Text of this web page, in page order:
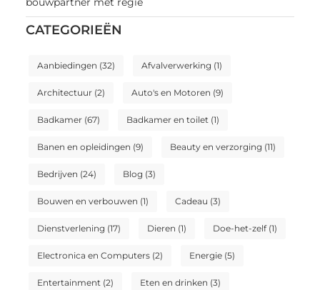
CATEGORIEËN
Aanbiedingen (32) Afvalverwerking (1)
Architectuur(2) Auto's en Motoren (9)
Badkamer(67) Badkamer en toilet(1)
Banen en opleidingen (9) Beauty en verzorging (11)
Bedrijven (24) Blog (3)
Bouwen en verbouwen (1) Cadeau (3)
Dienstverlening (17) Dieren (1) Doe-het-zelf(1)
Electronica en Computers(2) Energie(5)
Entertainment(2) Eten en drinken (3)